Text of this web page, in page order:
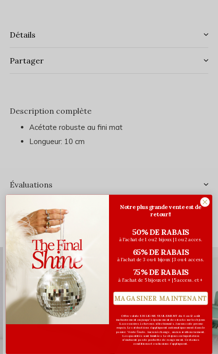
Détails
Partager
Description complète
Acétate robuste au fini mat
Longueur: 10 cm
Évaluations
Vous pourriez aussi aimer...
Notre plus grande vente est de
retour!!
50% DE RABAIS
à l'achat de 1 ou 2 bijoux | 1 ou 2 acces.
65% DE RABAIS
à l'achat de 3 ou 4 bijoux | 3 ou 4 access.
75% DE RABAIS
à l'achat de 5 bijoux et + | 5 access. et +
MAGASINER MAINTENANT
Offre valide EN LIGNE SEULEMENT du 6 au 12 août
inclusivement ou jusqu'à épuisement des stocks sur les bijoux
& accessoires à cheveux sélectionnés. Aucun code promo
requis. Les réductions s’appliquent automatiquement dans le
panier. Vente finale. Aucun échange, aucun remboursement.
Les quantités sont limitées. Les bijoux en liquidation
n'incluent pas de pochette de rangement. Certaines
conditions et exclusions s'appliquent.